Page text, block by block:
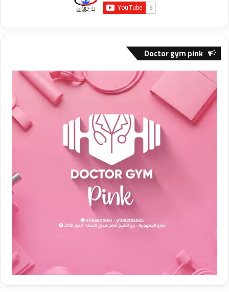
Doctor gym pink